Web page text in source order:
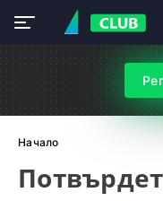
Начало